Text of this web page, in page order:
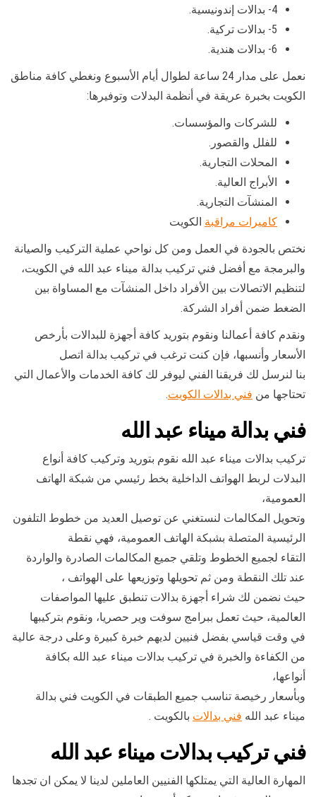
4- بدالات إندونيسية.
5- بدالات تركية.
6- بدالات هندية.
نعمل على مدار 24 ساعة لطوال أيام الأسبوع ونغطي كافة مناطق
الكويت بخبرة عريقة في أنظمة البدلات وتوفيرها:
للشركات والمؤسسات.
للفلل والقصور.
المحلات التجارية.
الأبراج العالية.
المنشآت التجارية.
كاميرات مراقبة الكويت
نختص بالجودة في العمل ومن كل نواحي عملية التركيب والصيانة
والبرمجة مع أفضل فني تركيب بدالة ميناء عبد الله في الكويت،
لتنظيم الاتصالات بين الأفراد داخل المنشآت مع المساواة بين
الضغط ضمن أفراد الشركة.
ونقدم كافة أعمالنا ونقوم بتوريد كافة أجهزة للبدالات بأرخص
الأسعار وأنسبها، فإن كنت ترغب في تركيب بدالة اتصل
بنا لنرسل لك فريقنا الفني ليوفر لك كافة الخدمات والأعمال التي
تحتاجها من فني بدالات الكويت.
فني بدالة ميناء عبد الله
تركيب بدالات ميناء عبد الله نقوم بتوريد وتركيب كافة أنواع
البدلات لربط الهواتف الداخلية بخط رئيسي من شبكة الهاتف
العمومية،
وتحويل المكالمات لنستغني عن توصيل العديد من خطوط التلفون
الرئيسية المتصلة بشبكة الهاتف العمومية، فهي نقطة
التقاء لجميع الخطوط وتلقي جميع المكالمات الصادرة والواردة
عند تلك النقطة ومن ثم تحويلها وتوزيعها على الهواتف ،
حيث نضمن لك شراء أجهزة بدالات تنطبق عليها المواصفات
العالمية، حيث تعمل ببرامج سوفت وير حصريا، ونقوم بتركيبها
في وقت قياسي بفضل فنيين لديهم خبرة كبيرة وعلى درجة عالية
من الكفاءة والخبرة في تركيب بدالات ميناء عبد الله بكافة
أنواعها،
وبأسعار رخيصة تناسب جميع الطبقات في الكويت فني بدالة
ميناء عبد الله فني بدالات بالكويت .
فني تركيب بدالات ميناء عبد الله
المهارة العالية التي يمتلكها الفنيين العاملين لدينا لا يمكن ان تجدها